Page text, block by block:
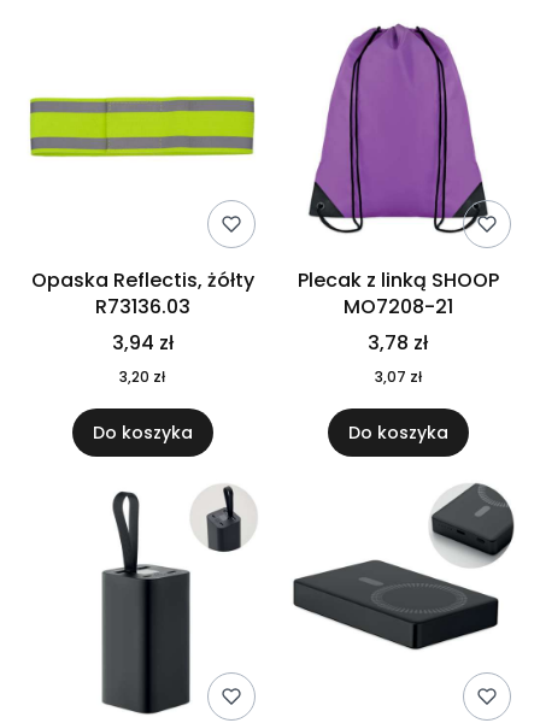
Opaska Reflectis, żółty
R73136.03
3,94 zł
3,20 zł
Do koszyka
Plecak z linką SHOOP
MO7208-21
3,78 zł
3,07 zł
Do koszyka